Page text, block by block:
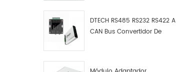
DTECH RS485 RS232 RS422 A
CAN Bus Convertidor De